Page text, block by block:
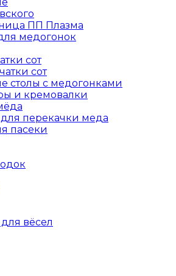
ПП Плазма
медогонок
сот
сот
столы с медогонками
и кремовалки
перекачки меда
пасеки
вёсел